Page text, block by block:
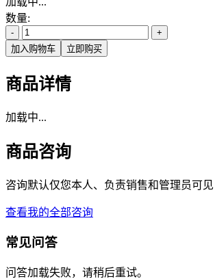
数量:
-
+
加入购物车
立即购买
商品详情
加载中...
商品咨询
咨询默认仅您本人、负责销售和管理员可见
查看我的全部咨询
常见问答
问答加载失败，请稍后重试。